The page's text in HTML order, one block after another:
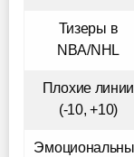
Тизеры в
NBA/NHL
Плохие линии
(-10, +10)